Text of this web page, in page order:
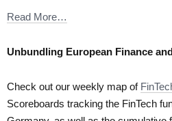
Read More…
Unbundling European Finance
Check out our weekly map of
Scoreboards tracking the FinTech